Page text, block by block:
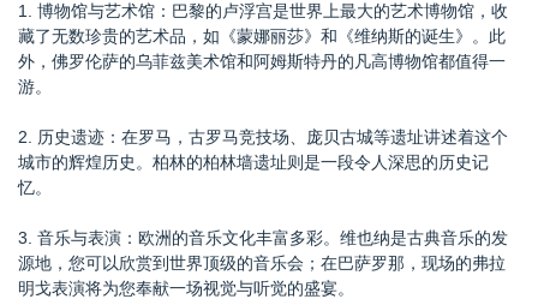
1. 博物馆与艺术馆：巴黎的卢浮宫是世界上最大的艺术博物馆，收
藏了无数珍贵的艺术品，如《蒙娜丽莎》和《维纳斯的诞生》。此
外，佛罗伦萨的乌菲兹美术馆和阿姆斯特丹的凡高博物馆都值得一
游。
2. 历史遗迹：在罗马，古罗马竞技场、庞贝古城等遗址讲述着这个
城市的辉煌历史。柏林的柏林墙遗址则是一段令人深思的历史记
忆。
3. 音乐与表演：欧洲的音乐文化丰富多彩。维也纳是古典音乐的发
源地，您可以欣赏到世界顶级的音乐会；在巴萨罗那，现场的弗拉
明戈表演将为您奉献一场视觉与听觉的盛宴。